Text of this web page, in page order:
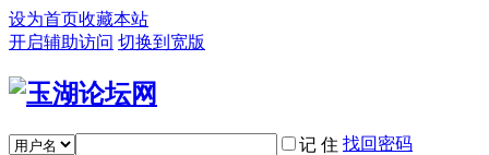
设为首页收藏本站
开启辅助访问 切换到宽版
记 住 找回密码